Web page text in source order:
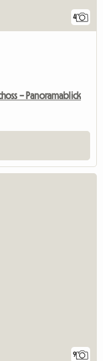
4
– Panoramablick
9